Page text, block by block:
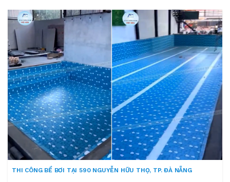
THI CÔNG BỂ BƠI TẠI 590 NGUYỄN HỮU THỌ, TP. ĐÀ NẴNG